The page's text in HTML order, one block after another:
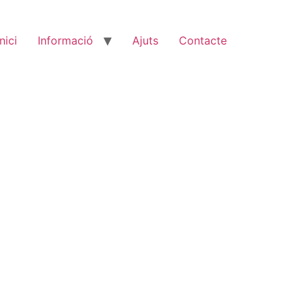
Informació Ajuts Contacte